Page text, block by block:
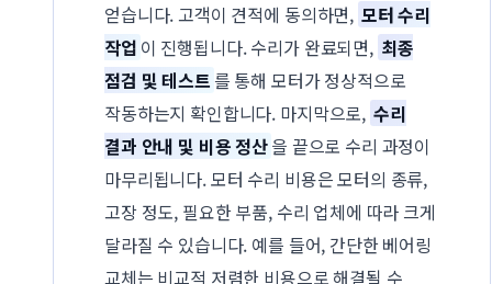
얻습니다. 고객이 견적에 동의하면, 모터 수리
작업 이 진행됩니다. 수리가 완료되면, 최종
점검 및 테스트를 통해 모터가 정상적으로
작동하는지 확인합니다. 마지막으로, 수리
결과 안내 및 비용 정산을 끝으로 수리 과정이
마무리됩니다. 모터 수리 비용은 모터의 종류,
고장 정도, 필요한 부품, 수리 업체에 따라 크게
달라질 수 있습니다. 예를 들어, 간단한 베어링
교체는 비교적 저렴한 비용으로 해결될 수